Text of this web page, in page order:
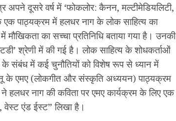
दूसरे वर्ष में ‘फोकलोर: कैनन, मल्टीमेडियलिटी,
एक पाठ्यक्रम में हलधर नाग के लोक साहित्य का
का सच्चा प्रतिनिधि बताया गया है। उनकी
श्रेणी में की गई है। लोक साहित्य के शोधकर्ताओं
संबंध में कई चुनौतियों को विशेष रूप से ध्यान में
के एमए (लोकगीत और संस्कृति अध्ययन) पाठ्यक्रम
हलधर नाग की कविता पर एमए कार्यक्रम के लिए एक
एंड ईस्ट” लिखा है।